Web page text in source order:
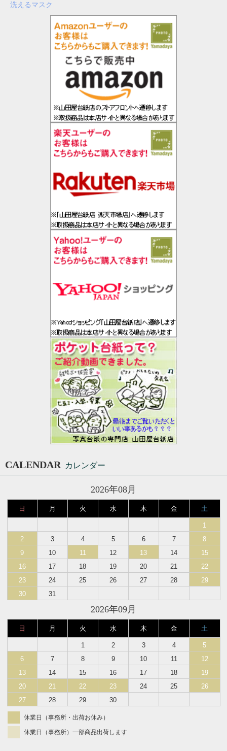
洗えるマスク
CALENDAR カレンダー
2026年08月
日 月 火 水 木 金 土
1
2
3 4 5 6 7
8
9
10 11 12 13 14
15
16
17 18 19 20 21
22
23
24 25 26 27 28
29
30
31
2026年09月
日 月 火 水 木 金 土
1 2 3 4
5
6
7 8 9 10 11
12
13
14 15 16 17 18
19
20
21 22 23 24 25
26
27
28 29 30
休業日（事務所・出荷お休み）
休業日（事務所）一部商品出荷します